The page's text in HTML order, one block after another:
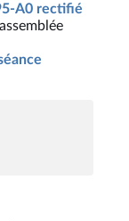
A0 rectifié